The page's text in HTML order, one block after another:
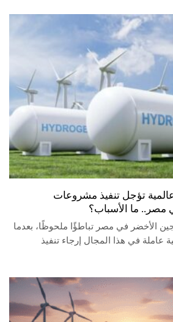
تؤجل تنفيذ مشروعات
مصر.. ما الأسباب؟
الأخضر في مصر تباطؤًا ملحوظًا، بعدما
في هذا المجال إرجاء تنفيذ